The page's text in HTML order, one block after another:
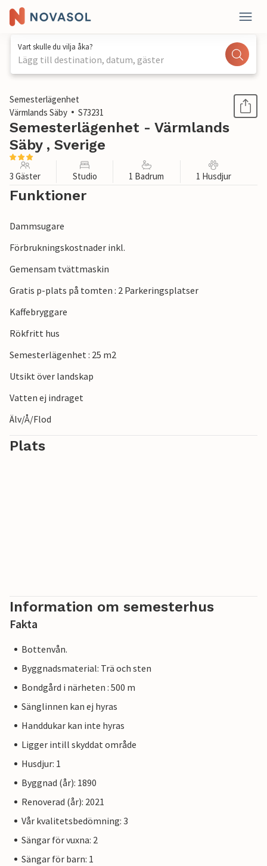
Vart skulle du vilja åka?
Lägg till destination, datum, gäster
1 / 6
Semesterlägenhet
Värmlands Säby
S73231
Semesterlägenhet - Värmlands
Säby , Sverige
3 Gäster Studio 1 Badrum 1 Husdjur
Funktioner
Dammsugare
Förbrukningskostnader inkl.
Gemensam tvättmaskin
Gratis p-plats på tomten : 2 Parkeringsplatser
Kaffebryggare
Rökfritt hus
Semesterlägenhet : 25 m2
Utsikt över landskap
Vatten ej indraget
Älv/Å/Flod
Plats
Information om semesterhus
Fakta
Bottenvån.
Byggnadsmaterial: Trä och sten
Bondgård i närheten : 500 m
Sänglinnen kan ej hyras
Handdukar kan inte hyras
Ligger intill skyddat område
Husdjur: 1
Byggnad (år): 1890
Renoverad (år): 2021
Vår kvalitetsbedömning: 3
Sängar för vuxna: 2
Sängar för barn: 1